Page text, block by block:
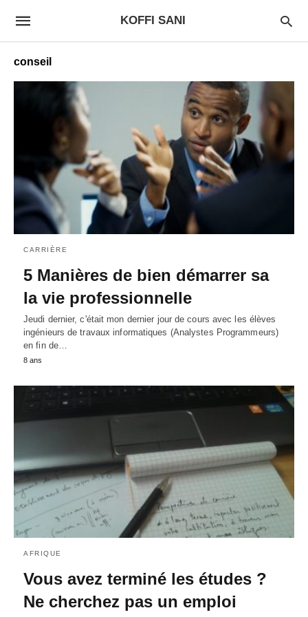
KOFFI SANI
conseil
CARRIÈRE
5 Manières de bien démarrer sa
la vie professionnelle
Jeudi dernier, c'était mon dernier jour de cours avec les élèves
ingénieurs de travaux informatiques (Analystes Programmeurs)
en fin de…
8 ans
AFRIQUE
Vous avez terminé les études ?
Ne cherchez pas un emploi